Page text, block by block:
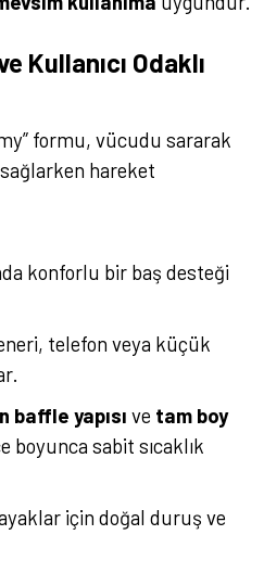
Kullanıcı Odaklı
formu, vücudu sararak
hareket
konforlu bir baş desteği
telefon veya küçük
baffle yapısı ve tam boy
boyunca sabit sıcaklık
için doğal duruş ve